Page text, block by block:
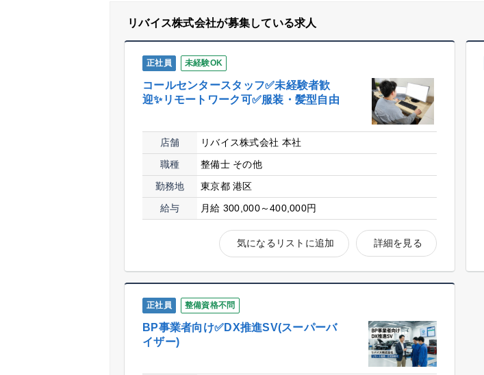
リバイス株式会社が募集している求人
正社員 未経験OK
コールセンタースタッフ✅未経験者歓
迎✨リモートワーク可✅服装・髪型自由
店舗
リバイス株式会社 本社
職種
整備士 その他
勤務地
東京都 港区
給与
月給 300,000～400,000円
詳細を見る
気になるリストに追加
正社員 整備資格不問
BP事業者向け✅DX推進SV(スーパーバ
イザー)